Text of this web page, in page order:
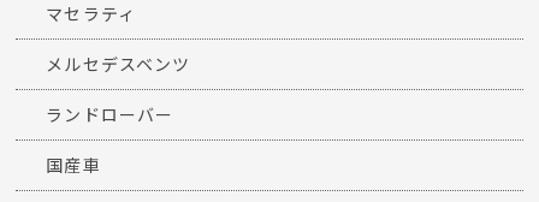
マセラティ
メルセデスベンツ
ランドローバー
国産車